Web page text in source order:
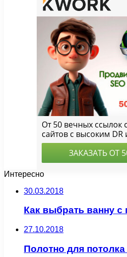
Интересно
30.03.2018
Как выбрать ванну с
27.10.2018
Полотно для